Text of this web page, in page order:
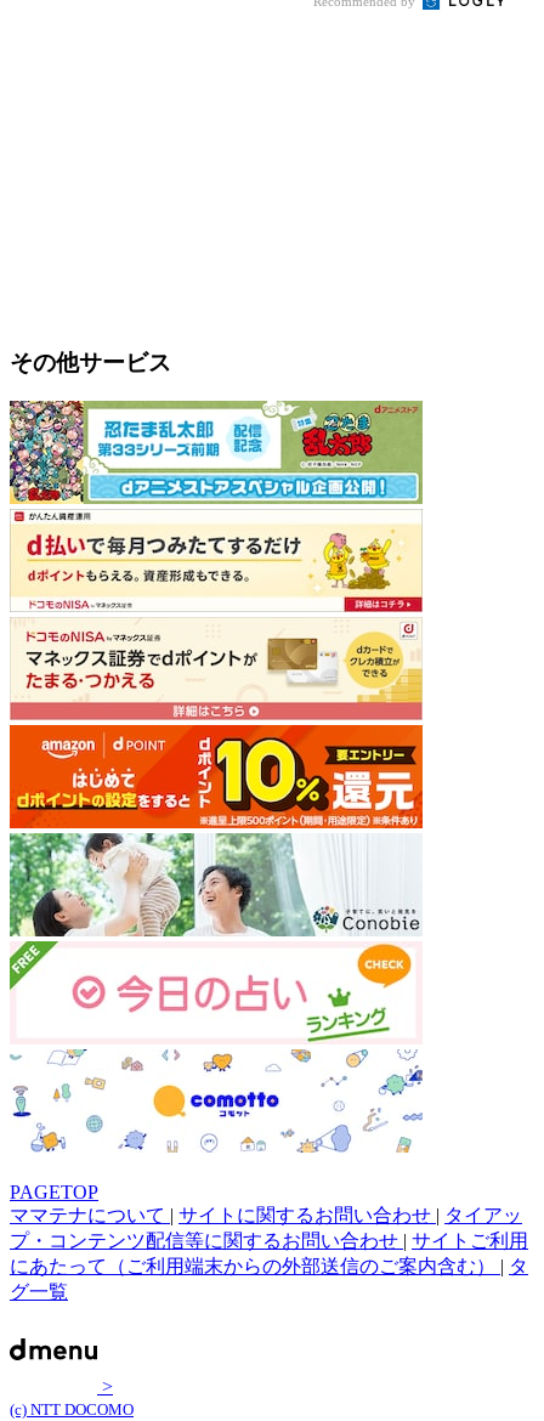
その他サービス
PAGETOP
ママテナについて | サイトに関するお問い合わせ | タイアッ
プ・コンテンツ配信等に関するお問い合わせ | サイトご利用
にあたって（ご利用端末からの外部送信のご案内含む） | タ
グ一覧
>
(c) NTT DOCOMO